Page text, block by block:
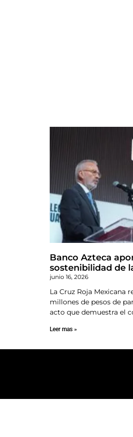
Banco Azteca
sostenibilidad de
junio 16, 2026
La Cruz Roja Mexicana
millones de pesos de
acto que demuestra el
Leer mas »